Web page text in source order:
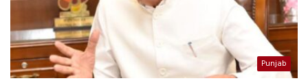
Punjab